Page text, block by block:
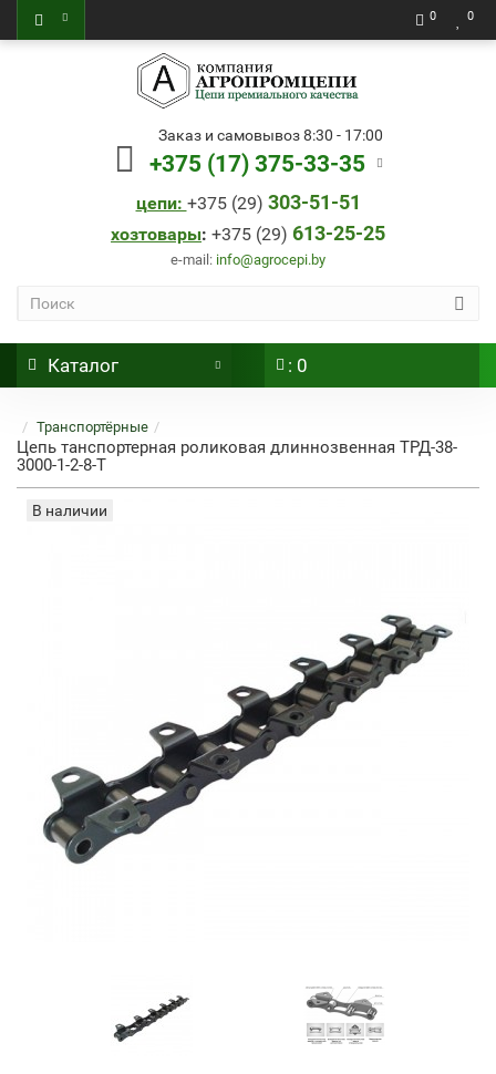
0 0
Заказ и самовывоз 8:30 - 17:00
+375 (17) 375-33-35
цепи: +375 (29) 303-51-51
хозтовары: +375 (29) 613-25-25
e-mail: info@agrocepi.by
Каталог : 0
Транспортёрные
Цепь танспортерная роликовая длиннозвенная ТРД-38-
3000-1-2-8-Т
В наличии